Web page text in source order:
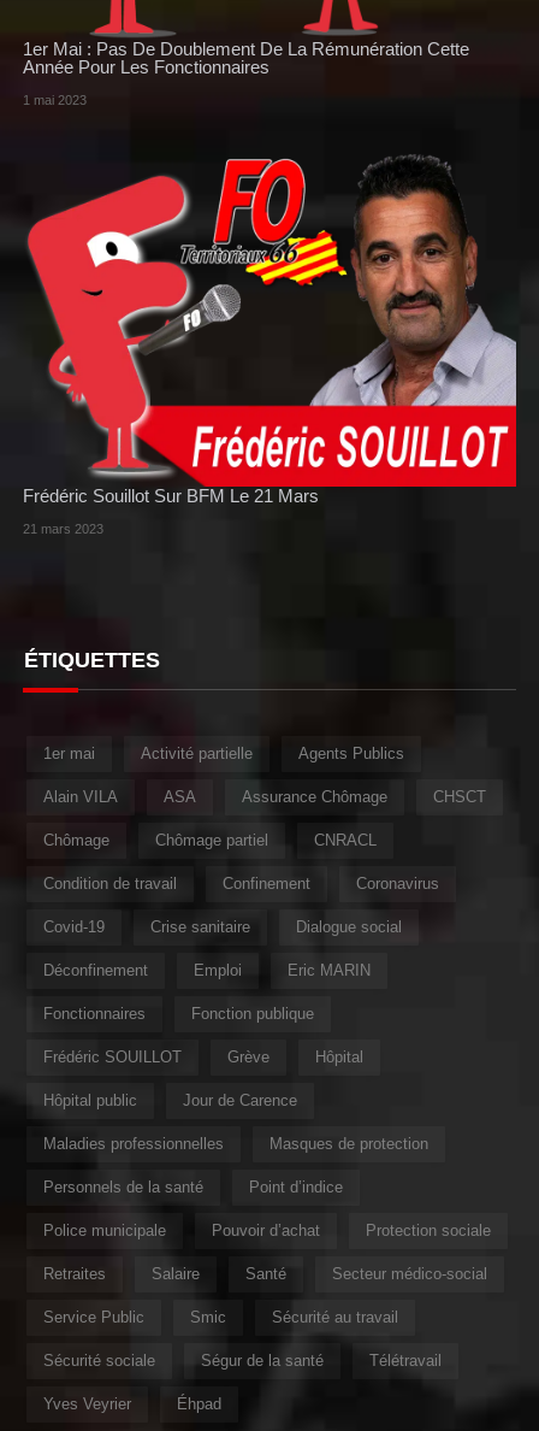
1er Mai : Pas De Doublement De La Rémunération Cette
Année Pour Les Fonctionnaires
1 mai 2023
Frédéric Souillot Sur BFM Le 21 Mars
21 mars 2023
ÉTIQUETTES
1er mai Activité partielle Agents Publics
Alain VILA ASA Assurance Chômage CHSCT
Chômage Chômage partiel CNRACL
Condition de travail Confinement Coronavirus
Covid-19 Crise sanitaire Dialogue social
Déconfinement Emploi Eric MARIN
Fonctionnaires Fonction publique
Frédéric SOUILLOT Grève Hôpital
Hôpital public Jour de Carence
Maladies professionnelles Masques de protection
Personnels de la santé Point d’indice
Police municipale Pouvoir d’achat Protection sociale
Retraites Salaire Santé Secteur médico-social
Service Public Smic Sécurité au travail
Sécurité sociale Ségur de la santé Télétravail
Yves Veyrier Éhpad